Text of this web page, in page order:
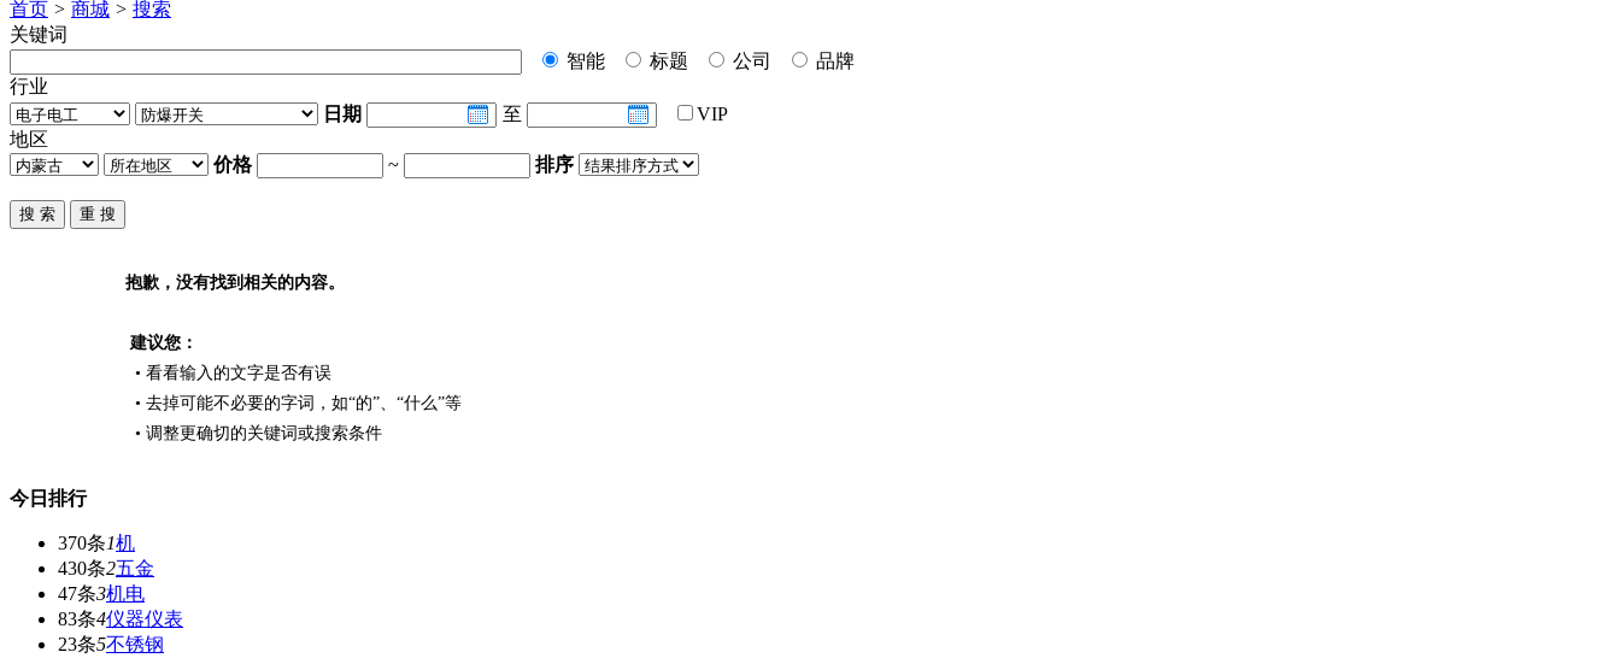
首页 > 商城 > 搜索
关键词
智能
标题 公司
品牌
行业
日期
至
VIP
地区
价格
~ 排序
抱歉，没有找到相关的内容。
建议您：
• 看看输入的文字是否有误
• 去掉可能不必要的字词，如“的”、“什么”等
• 调整更确切的关键词或搜索条件
今日排行
370条1机
430条2五金
47条3机电
83条4仪器仪表
23条5不锈钢